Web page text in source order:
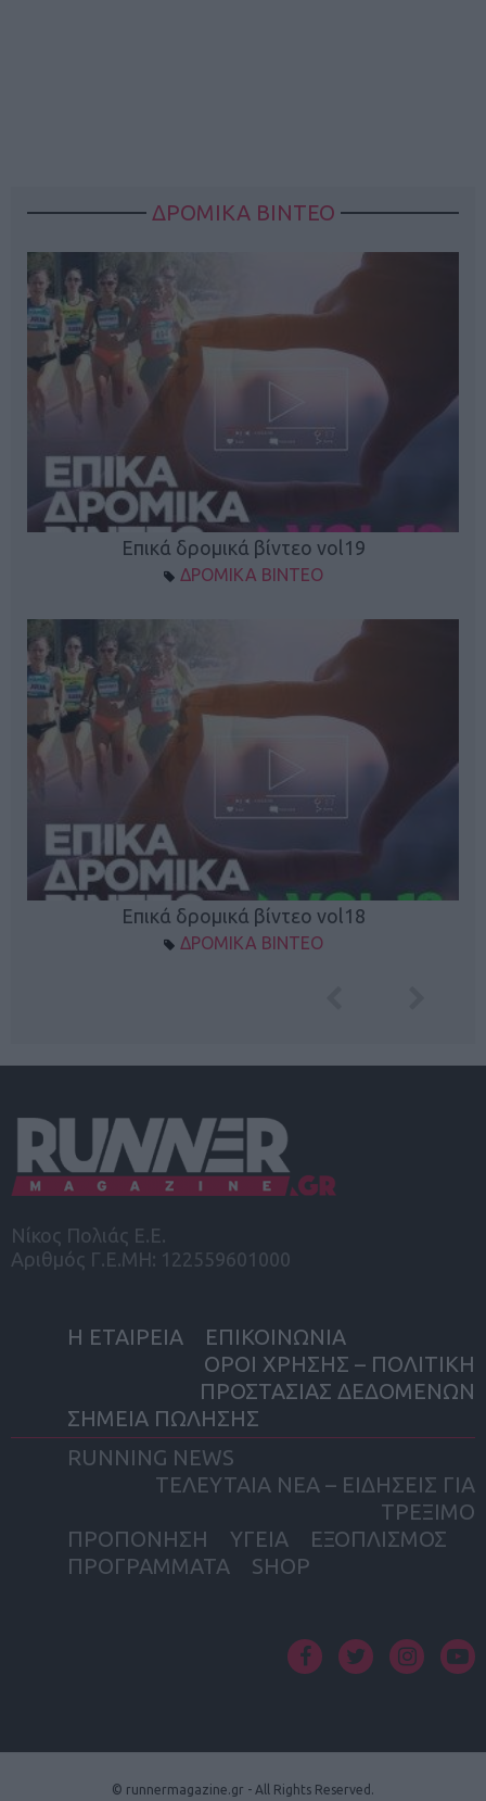
ΔΡΟΜΙΚΑ ΒΙΝΤΕΟ
Επικά δρομικά βίντεο vol19
ΔΡΟΜΙΚΑ ΒΙΝΤΕΟ
Επικά δρομικά βίντεο vol18
ΔΡΟΜΙΚΑ ΒΙΝΤΕΟ
Νίκος Πολιάς Ε.Ε.
Αριθμός Γ.Ε.ΜΗ: 122559601000
Η ΕΤΑΙΡΕΙΑ
ΕΠΙΚΟΙΝΩΝΙΑ
ΟΡΟΙ ΧΡΗΣΗΣ – ΠΟΛΙΤΙΚΗ
ΠΡΟΣΤΑΣΙΑΣ ΔΕΔΟΜΕΝΩΝ
ΣΗΜΕΙΑ ΠΩΛΗΣΗΣ
RUNNING NEWS
ΤΕΛΕΥΤΑΙΑ ΝΕΑ – ΕΙΔΗΣΕΙΣ ΓΙΑ
ΤΡΕΞΙΜΟ
ΠΡΟΠΟΝΗΣΗ
ΥΓΕΙΑ
ΕΞΟΠΛΙΣΜΟΣ
ΠΡΟΓΡΑΜΜΑΤΑ
SHOP
© runnermagazine.gr - All Rights Reserved.